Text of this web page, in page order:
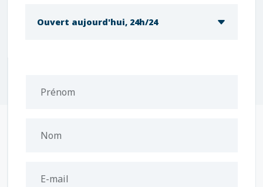
Ouvert aujourd'hui, 24h/24
Prénom
Nom
E-mail